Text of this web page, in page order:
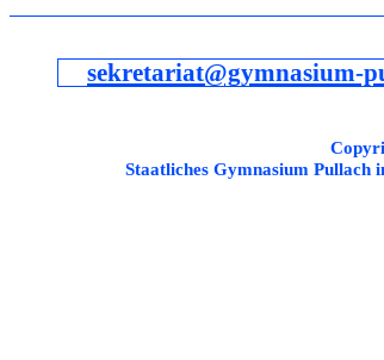
sekretariat@gymnasium-
Staatliches Gymnasium Pullach